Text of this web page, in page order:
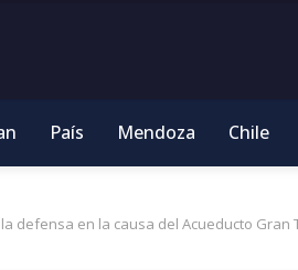
País Mendoza Chile
defensa en la causa del Acueducto